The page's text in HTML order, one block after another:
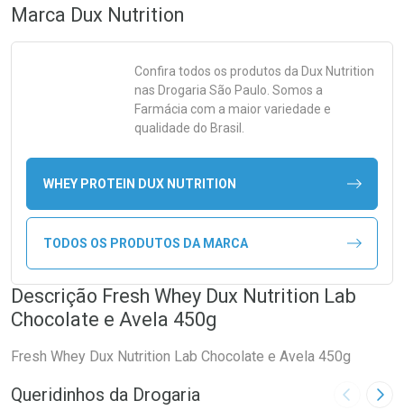
Marca Dux Nutrition
Confira todos os produtos da Dux Nutrition
nas Drogaria São Paulo. Somos a
Farmácia com a maior variedade e
qualidade do Brasil.
WHEY PROTEIN DUX NUTRITION
TODOS OS PRODUTOS DA MARCA
Descrição Fresh Whey Dux Nutrition Lab
Chocolate e Avela 450g
Fresh Whey Dux Nutrition Lab Chocolate e Avela 450g
Queridinhos da Drogaria Imagem